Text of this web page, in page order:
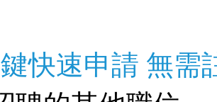
快速申請 無需